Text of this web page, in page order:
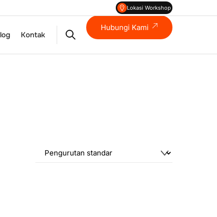
Lokasi Workshop
Search
Kontak
Hubungi Kami